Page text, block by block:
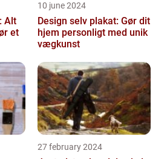
Alt
et
10 june 2024
Design selv plakat: Gør dit
hjem personligt med unik
vægkunst
27 february 2024